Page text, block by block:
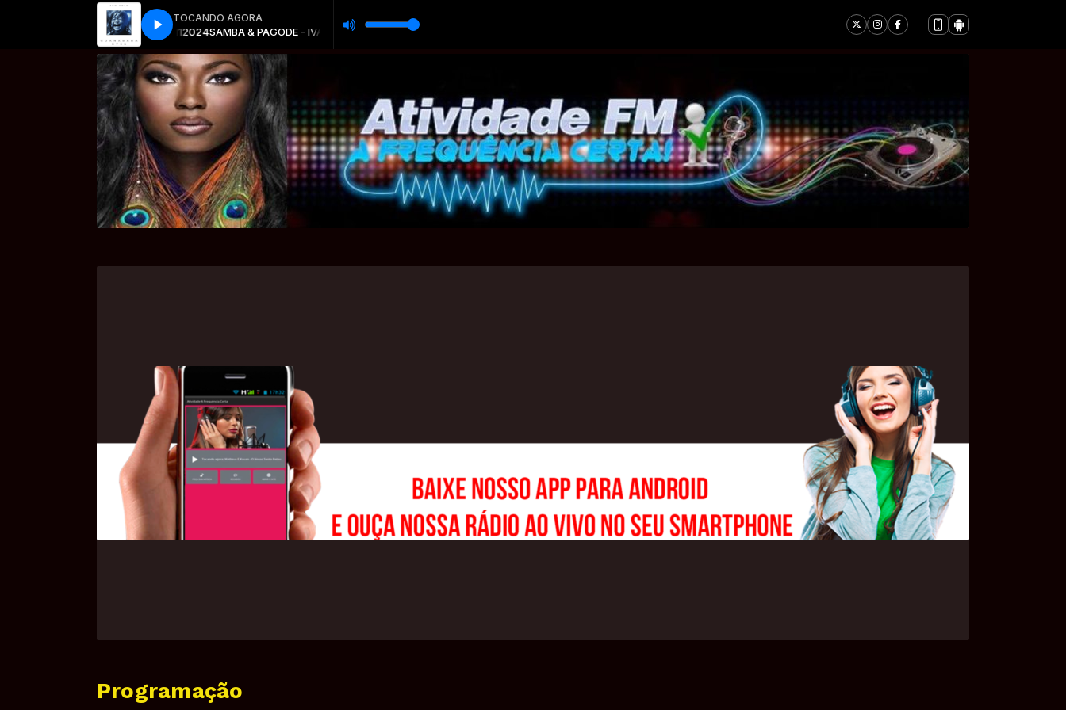
TOCANDO AGORA
- IVAN VAZ - QUARTA - 13112024SAMBA & PAGODE - IVAN VAZ - QUARTA - 13112024
JOVEM GUARDA com AUTO-Dj JOVEM GUARDA com AUTO-Dj
Programação